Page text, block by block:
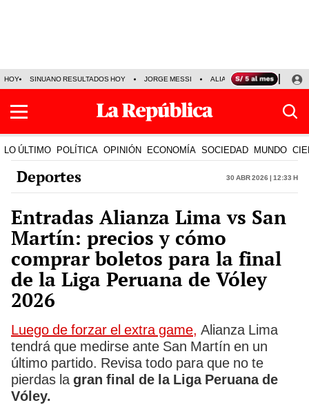
HOY SINUANO RESULTADOS HOY JORGE MESSI ALIANZA LIMA VS SPORT
LO ÚLTIMO POLÍTICA OPINIÓN ECONOMÍA SOCIEDAD MUNDO
Deportes 30 Abr 2026 | 12:33 h
Entradas Alianza Lima vs San
Martín: precios y cómo
comprar boletos para la final
de la Liga Peruana de Vóley
2026
Luego de forzar el extra game, Alianza Lima
tendrá que medirse ante San Martín en un
último partido. Revisa todo para que no te
pierdas la gran final de la Liga Peruana de
Vóley.